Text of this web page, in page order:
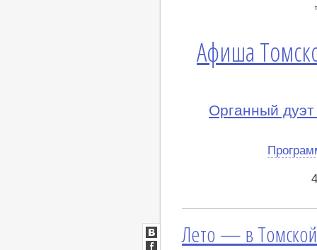
Афиша
Органный
Лето — в
ВКонтакте